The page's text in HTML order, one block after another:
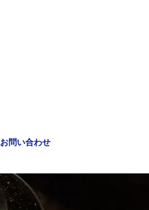
お問い合わせ